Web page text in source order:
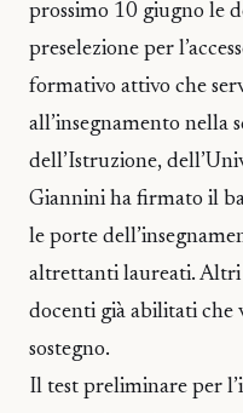
prossimo 10 giugno le
preselezione per
formativo attivo che
all’insegnamento nella
dell’Istruzione,
Giannini ha firmato il
le porte
altrettanti laureati. Altri
docenti già abilitati che
sostegno.
Il test preliminare per